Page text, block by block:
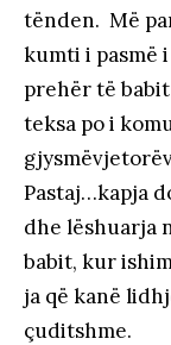
tënden. Më
kumti i pasmë
prehër të babit
teksa po i
Pastaj…kapja
dhe lëshuarja
babit, kur
ja që kanë
çuditshme.